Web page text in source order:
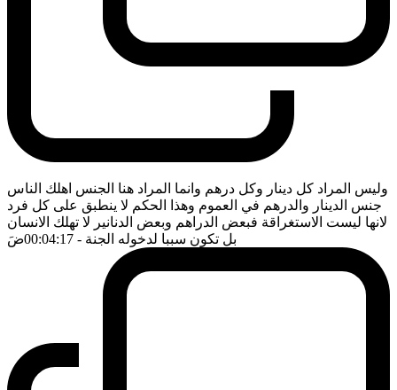
وليس المراد كل دينار وكل درهم وانما المراد هنا الجنس اهلك الناس
جنس الدينار والدرهم في العموم وهذا الحكم لا ينطبق على كل فرد
لانها ليست الاستغراقة فبعض الدراهم وبعض الدنانير لا تهلك الانسان
بل تكون سببا لدخوله الجنة - 00:04:17 ضَ